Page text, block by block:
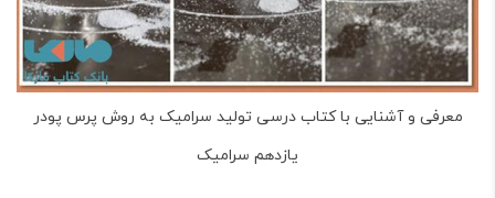
معرفی و آشنایی با کتاب درسی تولید سرامیک به روش پرس پودر
یازدهم سرامیک